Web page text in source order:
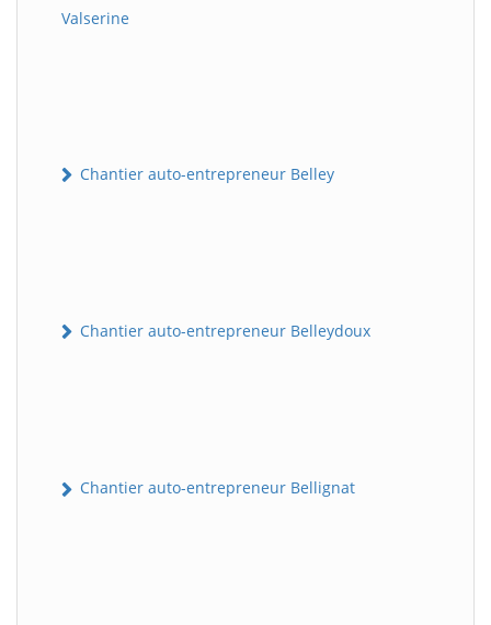
Valserine
Chantier auto-entrepreneur Belley
Chantier auto-entrepreneur Belleydoux
Chantier auto-entrepreneur Bellignat